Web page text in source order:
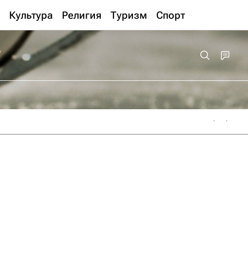
Культура Религия Туризм Спорт